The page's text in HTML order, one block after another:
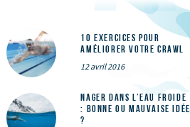
10 exercices pour
améliorer votre crawl
12 avril 2016
Nager dans l’eau froide
: bonne ou mauvaise idée
?